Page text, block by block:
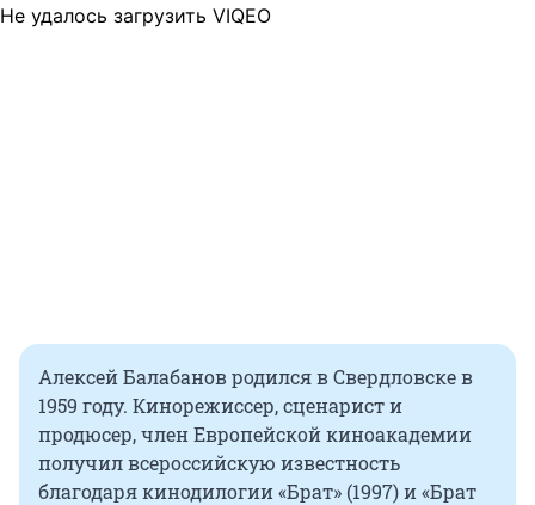
Не удалось загрузить VIQEO
Алексей Балабанов родился в Свердловске в
1959 году. Кинорежиссер, сценарист и
продюсер, член Европейской киноакадемии
получил всероссийскую известность
благодаря кинодилогии «Брат» (1997) и «Брат